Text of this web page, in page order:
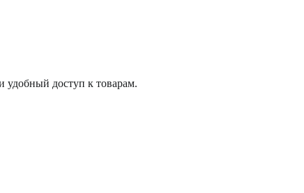
удобный доступ к товарам.